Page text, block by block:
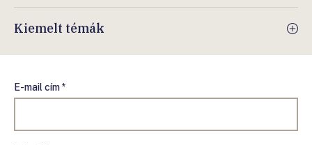
Kiemelt témák
E-mail cím *